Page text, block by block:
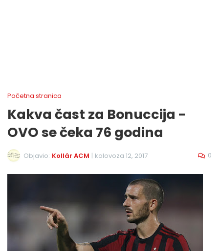
Početna stranica
Kakva čast za Bonuccija -
OVO se čeka 76 godina
Objavio: Kollár ACM | kolovoza 12, 2017 0